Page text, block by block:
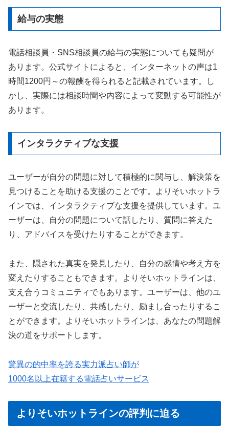
給与の実態
電話相談員・SNS相談員の給与の実態についても疑問が
あります。公式サイトによると、インターネットの声は1
時間1200円～の報酬を得られると記載されています。し
かし、実際には相談時間や内容によって変動する可能性が
あります。
インタラクティブな支援
ユーザーが自分の問題に対して積極的に関与し、解決策を
見つけることを助ける支援のことです。よりそいホットラ
インでは、インタラクティブな支援を提供しています。ユ
ーザーは、自分の問題について話したり、質問に答えた
り、アドバイスを受けたりすることができます。
また、隠された真実を発見したり、自分の感情や考え方を
変えたりすることもできます。よりそいホットラインは、
支え合うコミュニティでもあります。ユーザーは、他のユ
ーザーと交流したり、共感したり、励まし合ったりするこ
とができます。よりそいホットラインは、あなたの問題解
決の道をサポートします。
驚異の的中率を誇る実力派占い師が
1000名以上在籍する電話占いサービス
よりそいホットラインの評判に迫る